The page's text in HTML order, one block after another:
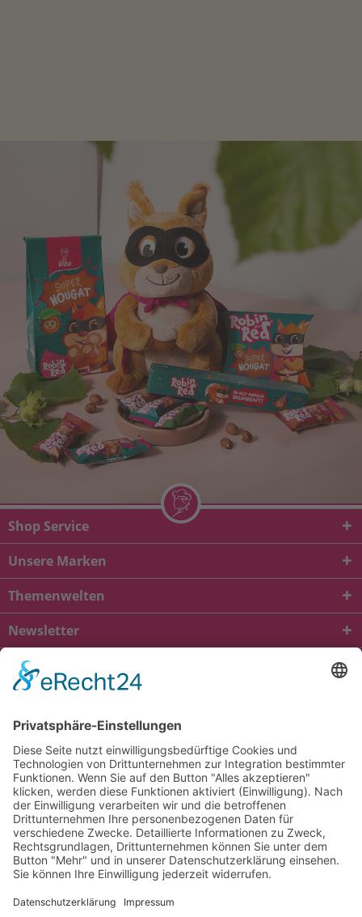
Shop Service
Unsere Marken
Themenwelten
Newsletter
* Alle Preise inkl. gesetzl. Mehrwertsteuer zzgl.
und ggf.
Nachnahmegebühren, wenn nicht anders beschrieben
viba.de
4.90von5.00bei1684
Kontakt Versandkosten und Lieferung
Zahlungsarten
FAQ – Häufig gestellte Fragen
Mein Konto
Allgemeine Geschäftsbedingungen
Datenschutz
Impressum
Barrierefreiheit
Cookie-Einstellungen
Widerrufsbelehrung
Vertrag widerrufen